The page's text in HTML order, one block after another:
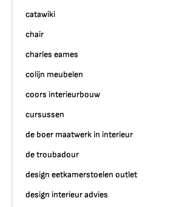
catawiki
chair
charles eames
colijn meubelen
coors interieurbouw
cursussen
de boer maatwerk in interieur
de troubadour
design eetkamerstoelen outlet
design interieur advies